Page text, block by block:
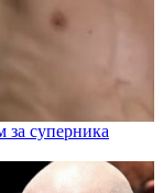
суперника